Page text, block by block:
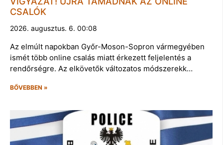
CSALÓK
2026. augusztus. 6. 00:08
Az elmúlt napokban Győr-Moson-Sopron vármegyében
ismét több online csalás miatt érkezett feljelentés a
rendőrségre. Az elkövetők változatos módszerekk…
BŐVEBBEN »